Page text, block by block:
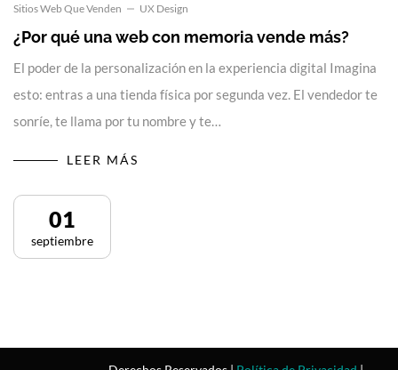
Sitios Web Que Venden
UX Design
¿Por qué una web con memoria vende más?
El poder de la personalización en la experiencia digital Imagina
esto: entras a una tienda física por segunda vez. El vendedor te
sonríe, te llama por tu nombre y te…
LEER MÁS
01
septiembre